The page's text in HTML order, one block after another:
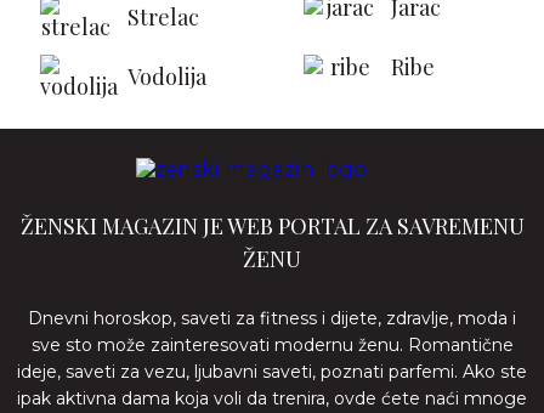
Strelac Jarac
Vodolija Ribe
ŽENSKI MAGAZIN JE WEB PORTAL ZA SAVREMENU
ŽENU
Dnevni horoskop, saveti za fitness i dijete, zdravlje, moda i
sve sto može zainteresovati modernu ženu. Romantične
ideje, saveti za vezu, ljubavni saveti, poznati parfemi. Ako ste
ipak aktivna dama koja voli da trenira, ovde ćete naći mnoge